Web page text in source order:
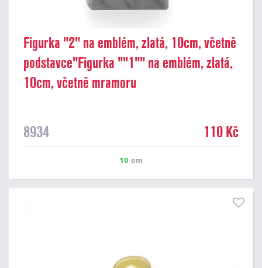
Figurka "2" na emblém, zlatá, 10cm, včetně
podstavce"Figurka ""1"" na emblém, zlatá,
10cm, včetně mramoru
8934 110 Kč
10 cm